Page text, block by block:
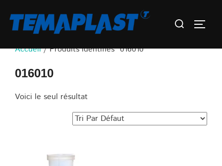
contenu
Rechercher :
Accueil/ Produits identifiés “016010”
016010
Voici le seul résultat